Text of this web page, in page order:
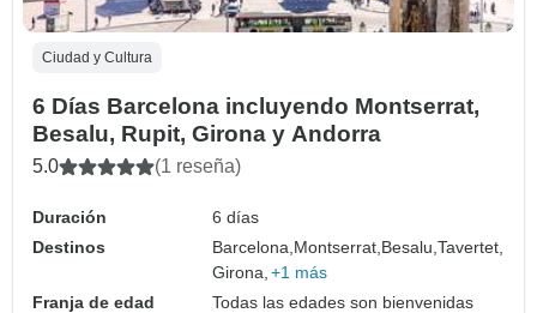
Ciudad y Cultura
6 Días Barcelona incluyendo Montserrat,
Besalu, Rupit, Girona y Andorra
5.0 (1 reseña)
Duración
6 días
Destinos
Barcelona, Montserrat, Besalu,Tavertet,
Girona, +1 más
Franja de edad
Todas las edades son bienvenidas